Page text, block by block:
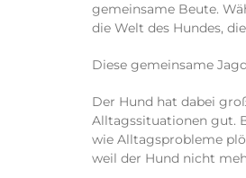
gemeinsame Beute.
die Welt des Hundes,
Diese gemeinsame
Der Hund hat dabei
Alltagssituationen gut.
wie Alltagsprobleme
weil der Hund nicht